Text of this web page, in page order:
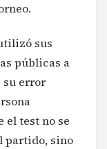
sus
públicas a
su error
el test no se
partido, sino